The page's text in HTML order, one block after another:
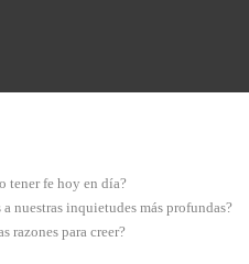
tener fe hoy en día?
nuestras inquietudes más profundas?
razones para creer?